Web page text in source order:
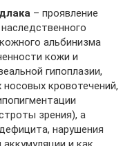
– проявление
альбинизма
кожи и
гипоплазии,
носовых кровотечений,
зрения), а
нарушения